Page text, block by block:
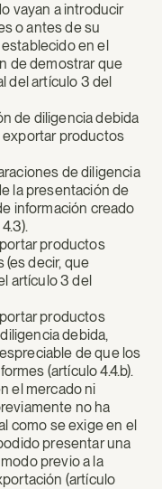
vayan a introducir
o antes de su
en el
de demostrar que
del artículo 3 del
de diligencia debida
exportar productos
de diligencia
la presentación de
información creado
productos
decir, que
artículo 3 del
productos
debida,
de que los
(artículo 4.4.b).
el mercado ni
no ha
como se exige en el
presentar una
previo a la
(artículo